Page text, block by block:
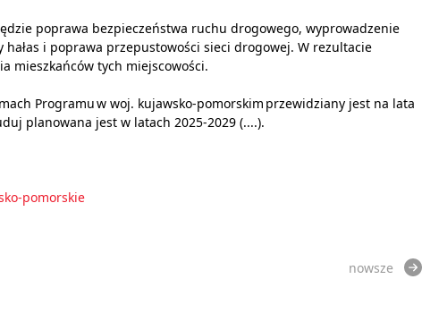
poprawa bezpieczeństwa ruchu drogowego, wyprowadzenie
i poprawa przepustowości sieci drogowej. W rezultacie
mieszkańców tych miejscowości.
Programu w woj. kujawsko-pomorskim przewidziany jest na lata
planowana jest w latach 2025-2029 (....).
pomorskie
nowsze